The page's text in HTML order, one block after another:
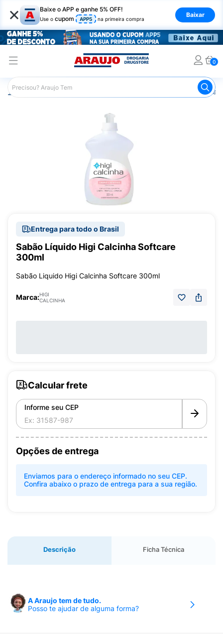
× Baixe o APP e ganhe 5% OFF!
Use o cupom APP5 na primeira compra
Baixar
0
Araujo Higiene Pessoal Sabonete
Entrega para todo o Brasil
Sabão Líquido Higi Calcinha Softcare
300ml
Sabão Liquido Higi Calcinha Softcare 300ml
Marca:HIGI
CALCINHA
Calcular frete
Informe seu CEP
Opções de entrega
Enviamos para o endereço informado no seu CEP.
Confira abaixo o prazo de entrega para a sua região.
Descrição Ficha Técnica
A Araujo tem de tudo.
Posso te ajudar de alguma forma?